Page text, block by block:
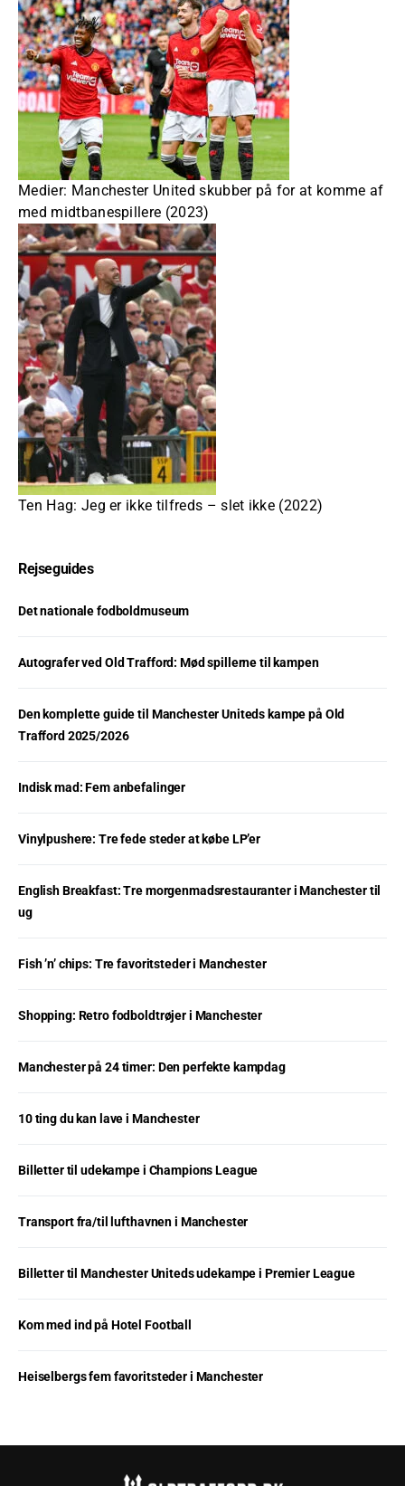
Medier: Manchester United skubber på for at komme af
med midtbanespillere (2023)
Ten Hag: Jeg er ikke tilfreds – slet ikke (2022)
Rejseguides
Det nationale fodboldmuseum
Autografer ved Old Trafford: Mød spillerne til kampen
Den komplette guide til Manchester Uniteds kampe på Old
Trafford 2025/2026
Indisk mad: Fem anbefalinger
Vinylpushere: Tre fede steder at købe LP’er
English Breakfast: Tre morgenmadsrestauranter i Manchester til
ug
Fish ’n’ chips: Tre favoritsteder i Manchester
Shopping: Retro fodboldtrøjer i Manchester
Manchester på 24 timer: Den perfekte kampdag
10 ting du kan lave i Manchester
Billetter til udekampe i Champions League
Transport fra/til lufthavnen i Manchester
Billetter til Manchester Uniteds udekampe i Premier League
Kom med ind på Hotel Football
Heiselbergs fem favoritsteder i Manchester